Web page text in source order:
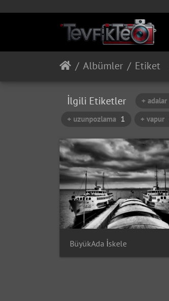
Albümler Etiket
İlgili Etiketler + adalar
+ uzunpozlama 1 + vapur
BüyükAda İskele